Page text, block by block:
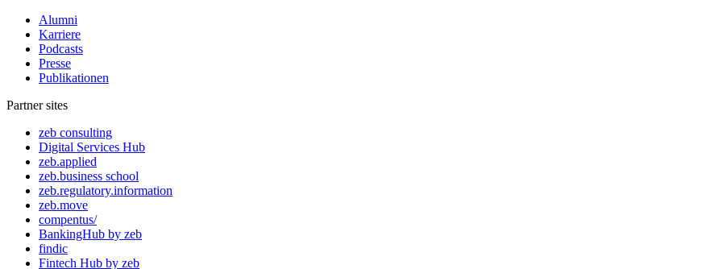
Alumni
Karriere
Podcasts
Presse
Publikationen
Partner sites
zeb consulting
Digital Services Hub
zeb.applied
zeb.business school
zeb.regulatory.information
zeb.move
compentus/
BankingHub by zeb
findic
Fintech Hub by zeb